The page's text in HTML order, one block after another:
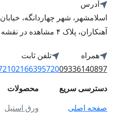
آدرس
اسلامشهر، شهر چهاردانگه،
آهنکاران، پلاک ۴ مشاهده در نقشه
همراه
09336140897
تلفن ثابت
02166395720
دسترسی سریع
صفحه اصلی
محصولات
ورق استیل